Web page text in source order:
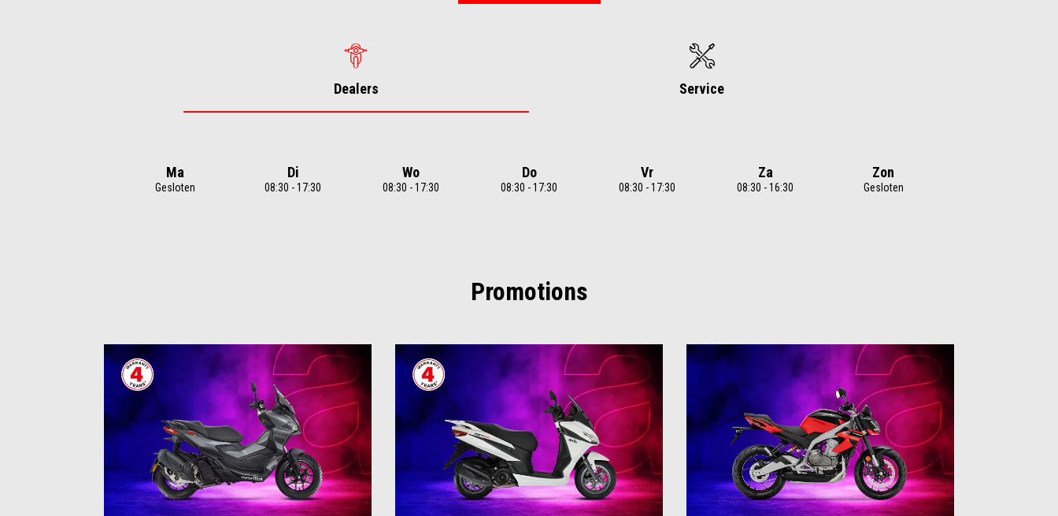
Dealers Service
Ma
Gesloten
Di
08:30 - 17:30
Wo
08:30 - 17:30
Do
08:30 - 17:30
Vr
08:30 - 17:30
Za
08:30 - 16:30
Zon
Gesloten
Promotions